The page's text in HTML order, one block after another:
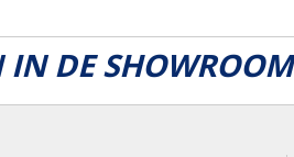
IN DE SHOWROOM